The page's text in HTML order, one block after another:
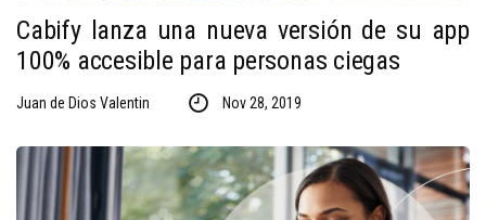
Cabify lanza una nueva versión de su app
100% accesible para personas ciegas
Juan de Dios Valentin Nov 28, 2019